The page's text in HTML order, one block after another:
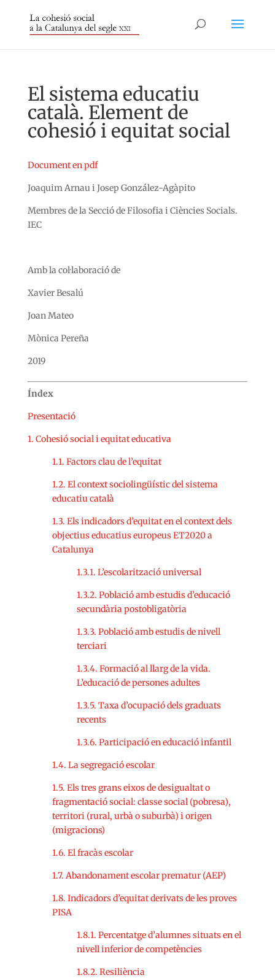
El sistema educatiu
català. Element de
cohesió i equitat social
Document en pdf
Joaquim Arnau i Josep González-Agàpito
Membres de la Secció de Filosofia i Ciències Socials.
IEC
Amb la col·laboració de
Xavier Besalú
Joan Mateo
Mònica Pereña
2019
Índex
Presentació
1. Cohesió social i equitat educativa
1.1. Factors clau de l’equitat
1.2. El context sociolingüístic del sistema
educatiu català
1.3. Els indicadors d’equitat en el context dels
objectius educatius europeus ET2020 a
Catalunya
1.3.1. L’escolarització universal
1.3.2. Població amb estudis d’educació
secundària postobligatòria
1.3.3. Població amb estudis de nivell
terciari
1.3.4. Formació al llarg de la vida.
L’educació de persones adultes
1.3.5. Taxa d’ocupació dels graduats
recents
1.3.6. Participació en educació infantil
1.4. La segregació escolar
1.5. Els tres grans eixos de desigualtat o
fragmentació social: classe social (pobresa),
territori (rural, urbà o suburbà) i origen
(migracions)
1.6. El fracàs escolar
1.7. Abandonament escolar prematur (AEP)
1.8. Indicadors d’equitat derivats de les proves
PISA
1.8.1. Percentatge d’alumnes situats en el
nivell inferior de competències
1.8.2. Resiliència